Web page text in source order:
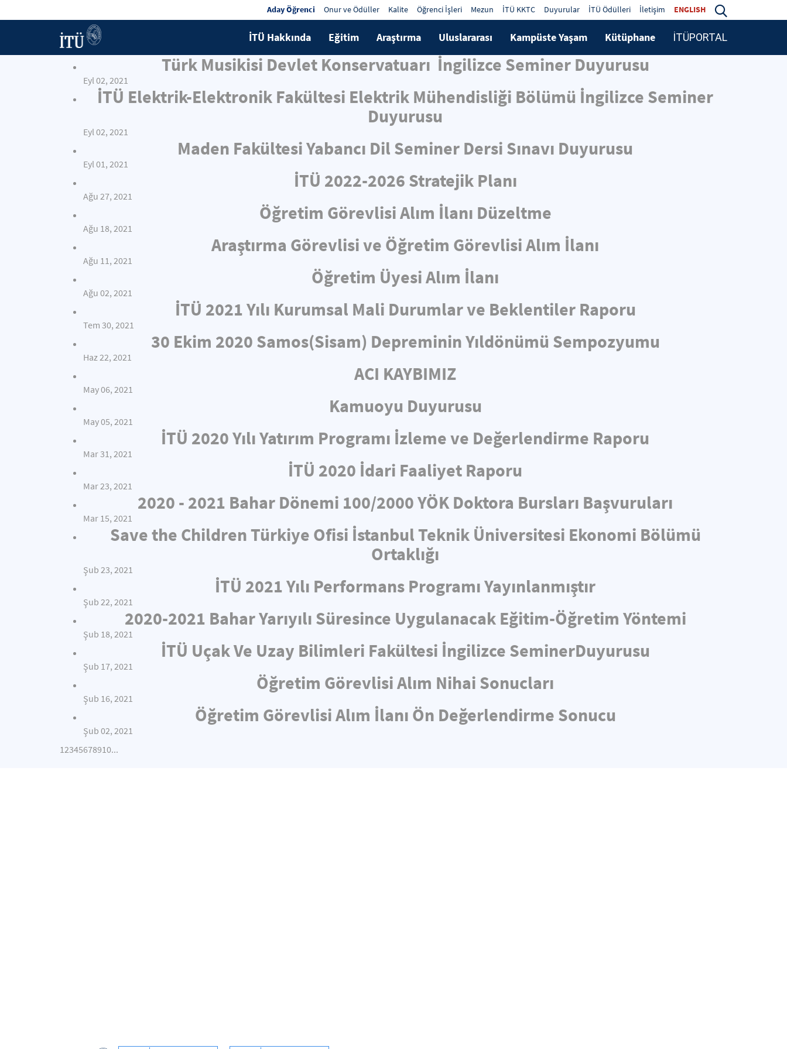
Aday Öğrenci Onur ve Ödüller Kalite Öğrenci İşleri Mezun İTÜ KKTC Duyurular İTÜ Ödülleri İletişim ENGLISH
İTÜ Hakkında Eğitim Araştırma Uluslararası Kampüste Yaşam Kütüphane İTÜPORTAL
Türk Musikisi Devlet Konservatuarı İngilizce Seminer Duyurusu
Eyl 02, 2021
İTÜ Elektrik-Elektronik Fakültesi Elektrik Mühendisliği Bölümü İngilizce Seminer
Duyurusu
Eyl 02, 2021
Maden Fakültesi Yabancı Dil Seminer Dersi Sınavı Duyurusu
Eyl 01, 2021
İTÜ 2022-2026 Stratejik Planı
Ağu 27, 2021
Öğretim Görevlisi Alım İlanı Düzeltme
Ağu 18, 2021
Araştırma Görevlisi ve Öğretim Görevlisi Alım İlanı
Ağu 11, 2021
Öğretim Üyesi Alım İlanı
Ağu 02, 2021
İTÜ 2021 Yılı Kurumsal Mali Durumlar ve Beklentiler Raporu
Tem 30, 2021
30 Ekim 2020 Samos(Sisam) Depreminin Yıldönümü Sempozyumu
Haz 22, 2021
ACI KAYBIMIZ
May 06, 2021
Kamuoyu Duyurusu
May 05, 2021
İTÜ 2020 Yılı Yatırım Programı İzleme ve Değerlendirme Raporu
Mar 31, 2021
İTÜ 2020 İdari Faaliyet Raporu
Mar 23, 2021
2020 - 2021 Bahar Dönemi 100/2000 YÖK Doktora Bursları Başvuruları
Mar 15, 2021
Save the Children Türkiye Ofisi İstanbul Teknik Üniversitesi Ekonomi Bölümü
Ortaklığı
Şub 23, 2021
İTÜ 2021 Yılı Performans Programı Yayınlanmıştır
Şub 22, 2021
2020-2021 Bahar Yarıyılı Süresince Uygulanacak Eğitim-Öğretim Yöntemi
Şub 18, 2021
İTÜ Uçak Ve Uzay Bilimleri Fakültesi İngilizce SeminerDuyurusu
Şub 17, 2021
Öğretim Görevlisi Alım Nihai Sonucları
Şub 16, 2021
Öğretim Görevlisi Alım İlanı Ön Değerlendirme Sonucu
Şub 02, 2021
12345678910...